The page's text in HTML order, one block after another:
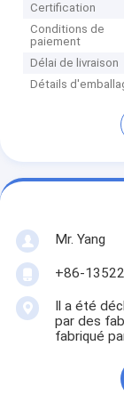
Certification
Conditions de
paiement
Délai de livraison
Détails
Mr. Yang
+86-
Il a été
par des
fabriqué